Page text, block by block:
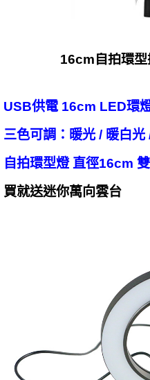
16cm自拍環
USB供電 16cm LED環
三色可調：暖光 / 暖白光
自拍環型燈 直徑16cm 雙
買就送迷你萬向雲台